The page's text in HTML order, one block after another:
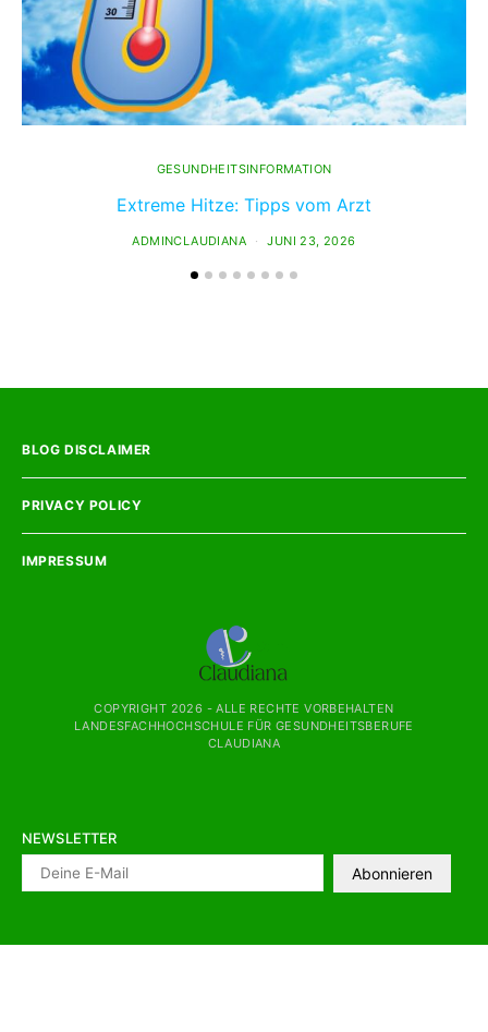
GESUNDHEITSINFORMATION
Extreme Hitze: Tipps vom Arzt
ADMINCLAUDIANA JUNI 23, 2026
BLOG DISCLAIMER
PRIVACY POLICY
IMPRESSUM
COPYRIGHT 2026 - ALLE RECHTE VORBEHALTEN
LANDESFACHHOCHSCHULE FÜR GESUNDHEITSBERUFE
CLAUDIANA
NEWSLETTER